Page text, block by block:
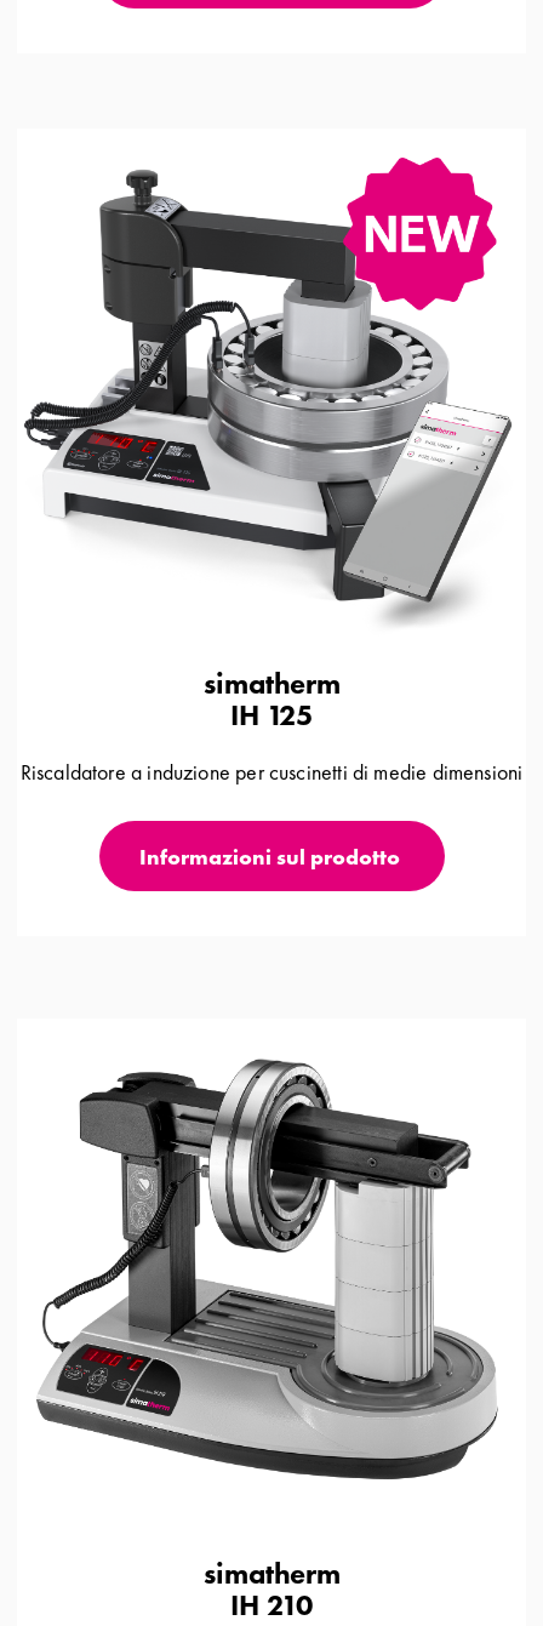
simatherm
IH 125
Riscaldatore a induzione per cuscinetti di medie dimensioni
Informazioni sul prodotto
simatherm
IH 210